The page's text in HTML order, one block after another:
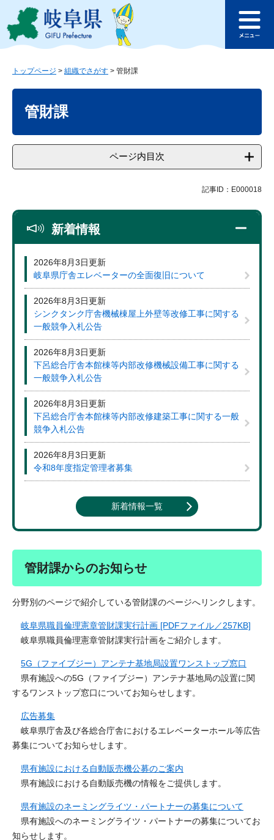
ジ
ュ
このページの本文へ
ュ
トップページ > 組織でさがす > 管財課
管財課
ページ内目次
記事ID：E000018
新着情報
2026年8月3日更新
岐阜県庁舎エレベーターの全面復旧について
2026年8月3日更新
シンクタンク庁舎機械棟屋上外壁等改修工事に関する
一般競争入札公告
2026年8月3日更新
下呂総合庁舎本館棟等内部改修機械設備工事に関する
一般競争入札公告
2026年8月3日更新
下呂総合庁舎本館棟等内部改修建築工事に関する一般
競争入札公告
2026年8月3日更新
令和8年度指定管理者募集
新着情報一覧
管財課からのお知らせ
分野別のページで紹介している管財課のページへリンクします。
岐阜県職員倫理憲章管財課実行計画 [PDFファイル／257KB]
岐阜県職員倫理憲章管財課実行計画をご紹介します。
5G（ファイブジー）アンテナ基地局設置ワンストップ窓口
県有施設への5G（ファイブジー）アンテナ基地局の設置に関
するワンストップ窓口についてお知らせします。
広告募集
岐阜県庁舎及び各総合庁舎におけるエレベーターホール等広告
募集についてお知らせします。
県有施設における自動販売機公募のご案内
県有施設における自動販売機の情報をご提供します。
県有施設のネーミングライツ・パートナーの募集について
県有施設へのネーミングライツ・パートナーの募集についてお
知らせします。